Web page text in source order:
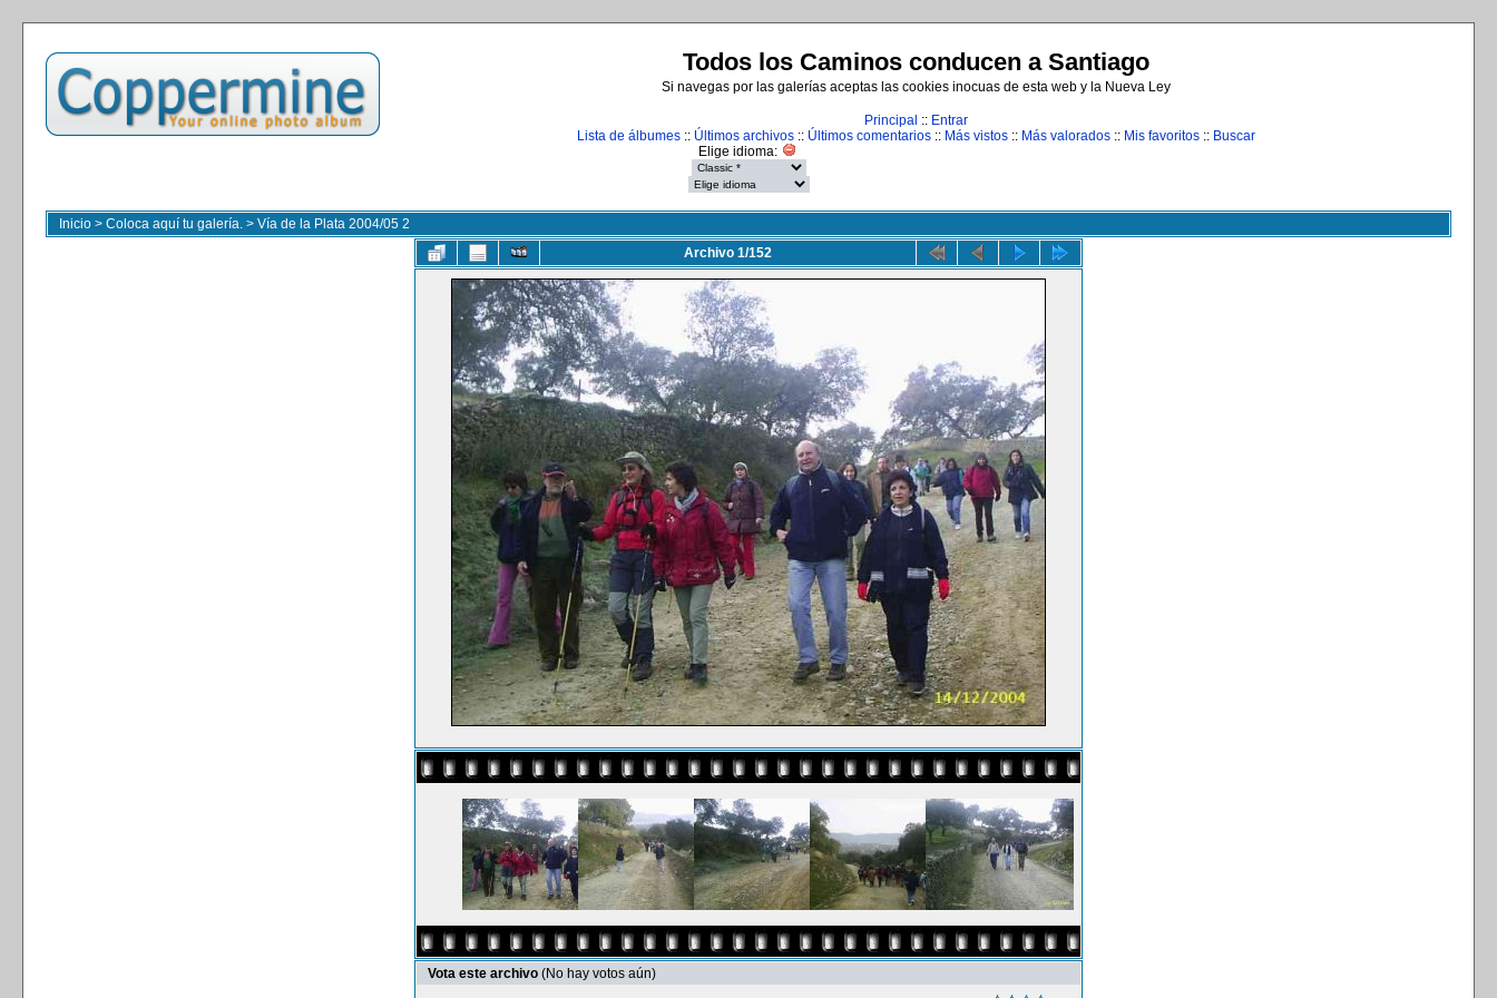
Todos los Caminos conducen a Santiago
Si navegas por las galerías aceptas las cookies inocuas de esta web y la Nueva Ley
Principal :: Entrar
Lista de álbumes:: Últimos archivos:: Últimos comentarios:: Más vistos:: Más valorados:: Mis favoritos:: Buscar
Elige idioma:
Inicio > Coloca aquí tu galería. > Vía de la Plata 2004/05 2
Archivo 1/152
Vota este archivo (No hay votos aún)